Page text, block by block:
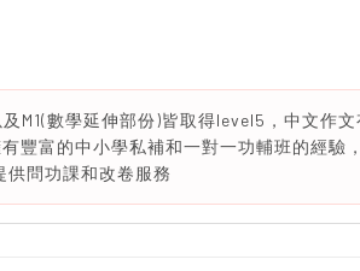
M1(數學延伸部份)皆取得level5，中文作
豐富的中小學私補和一對一功輔班的經驗
供問功課和改卷服務